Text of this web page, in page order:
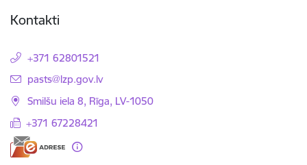
Kontakti
+371 62801521
E-pasts:
pasts@lzp.gov.lv
Smilšu iela 8, Rīga, LV-1050
+371 67228421